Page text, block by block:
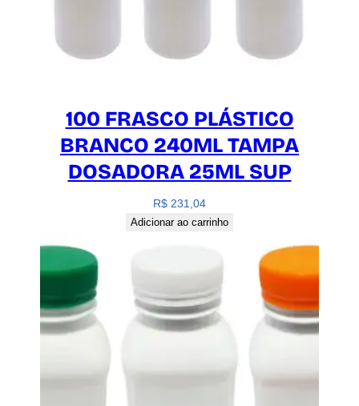
100 FRASCO PLÁSTICO
BRANCO 240ML TAMPA
DOSADORA 25ML SUP
R$ 231,04
Adicionar ao carrinho